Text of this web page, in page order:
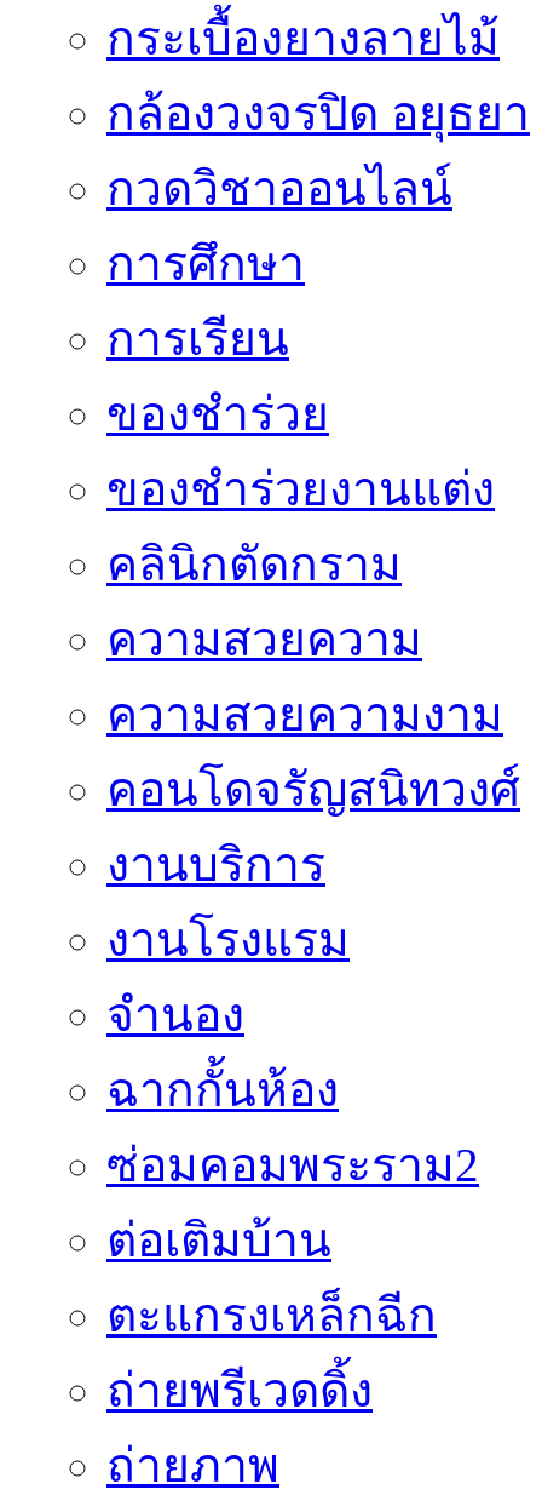
กระเบื้องยางลายไม้
กล้องวงจรปิด อยุธยา
กวดวิชาออนไลน์
การศึกษา
การเรียน
ของชำร่วย
ของชำร่วยงานแต่ง
คลินิกตัดกราม
ความสวยความ
ความสวยความงาม
คอนโดจรัญสนิทวงศ์
งานบริการ
งานโรงแรม
จำนอง
ฉากกั้นห้อง
ซ่อมคอมพระราม2
ต่อเติมบ้าน
ตะแกรงเหล็กฉีก
ถ่ายพรีเวดดิ้ง
ถ่ายภาพ